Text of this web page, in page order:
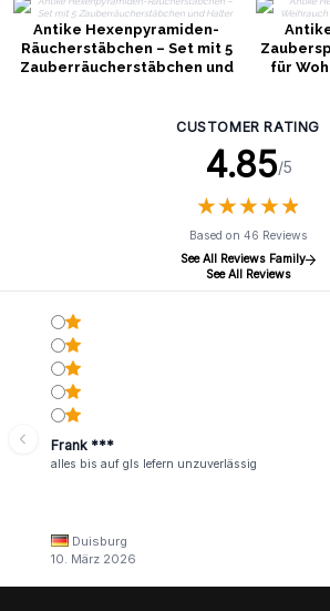
Antike Hexenpyramiden-
Räucherstäbchen – Set mit 5
Zauberräucherstäbchen und
für
CUSTOMER RATING
4.85/5
★★★★★
★★★★★
Based on 46 Reviews
See All Reviews Family
See All Reviews
Frank ***
alles bis auf gls lefern unzuverlässig
Duisburg
10. März 2026